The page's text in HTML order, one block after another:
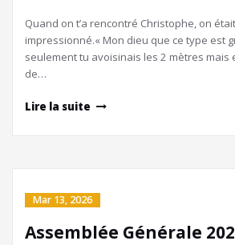
Quand on t’a rencontré Christophe, on
impressionné.« Mon dieu que ce type est
seulement tu avoisinais les 2 mètres mais
de…
Lire la suite
Mar 13, 2026
Assemblée Générale